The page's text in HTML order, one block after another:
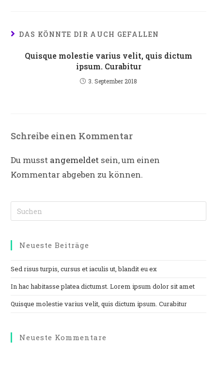
DAS KÖNNTE DIR AUCH GEFALLEN
Quisque molestie varius velit, quis dictum
ipsum. Curabitur
3. September 2018
Schreibe einen Kommentar
Du musst angemeldet sein, um einen
Kommentar abgeben zu können.
Neueste Beiträge
Sed risus turpis, cursus et iaculis ut, blandit eu ex
In hac habitasse platea dictumst. Lorem ipsum dolor sit amet
Quisque molestie varius velit, quis dictum ipsum. Curabitur
Neueste Kommentare